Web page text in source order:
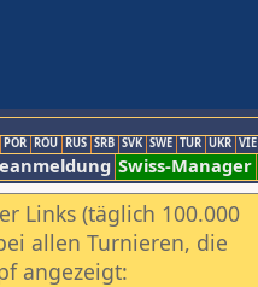
POR ROU RUS SRB SVK SWE TUR UKR VIE
Swiss-Manager
Links (täglich 100.000
allen Turnieren, die
angezeigt: